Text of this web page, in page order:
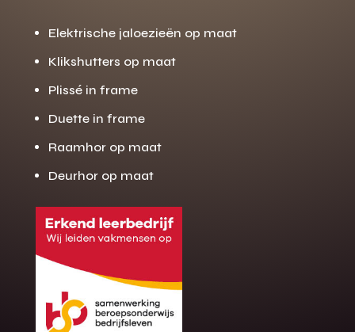
Gratis offerte
op maat?
Binnen 24 uur jouw gratis offerte
Elektrische jaloezieën op maat
Klikshutters op maat
Plissé in frame
Duette in frame
Raamhor op maat
Deurhor op maat